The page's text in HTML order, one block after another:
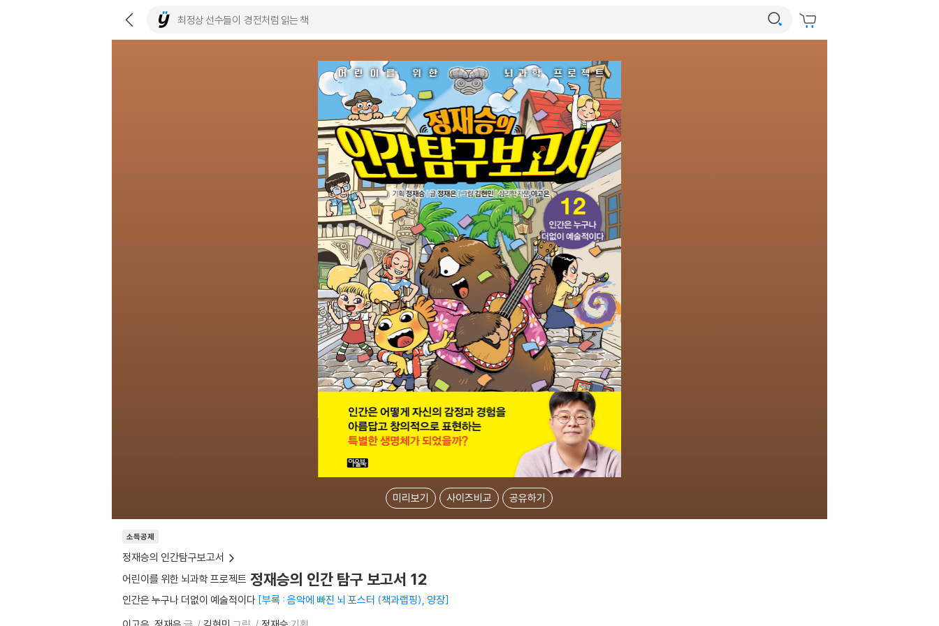
미리보기 사이즈비교 공유하기
소득공제
정재승의 인간탐구보고서
어린이를 위한 뇌과학 프로젝트 정재승의 인간 탐구 보고서 12
인간은 누구나 더없이 예술적이다 부록 : 음악에 빠진 뇌 포스터 (책과랩핑), 양장